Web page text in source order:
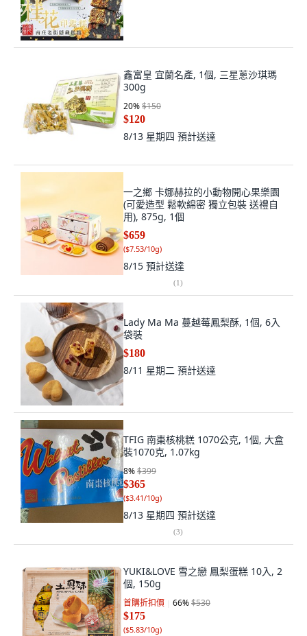
鑫富皇 宜蘭名產, 1個, 三星蔥沙琪瑪
300g
20%$150
$120
8/13 星期四 預計送達
一之鄉 卡娜赫拉的小動物開心果樂園
(可愛造型 鬆軟綿密 獨立包裝 送禮自
用), 875g, 1個
$659
($7.53/10g)
8/15 預計送達
(1)
Lady Ma Ma 蔓越莓鳳梨酥, 1個, 6入
袋裝
$180
8/11 星期二 預計送達
TFIG 南棗核桃糕 1070公克, 1個, 大盒
裝1070克, 1.07kg
8%$399
$365
($3.41/10g)
8/13 星期四 預計送達
(3)
YUKI&LOVE 雪之戀 鳳梨蛋糕 10入, 2
個, 150g
首購折扣價 66%$530
$175
($5.83/10g)